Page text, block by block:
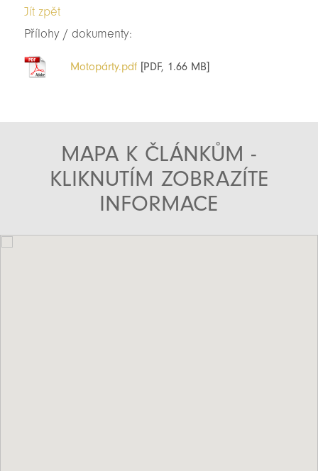
Jít zpět
Přílohy / dokumenty:
Motopárty.pdf[PDF, 1.66 MB]
MAPA K ČLÁNKŮM -
KLIKNUTÍM ZOBRAZÍTE
INFORMACE